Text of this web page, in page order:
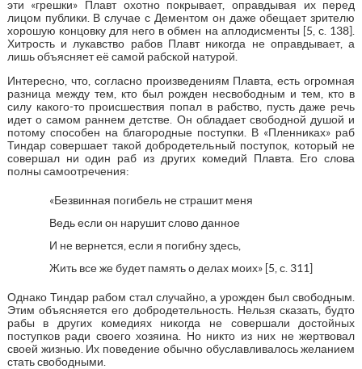
эти «грешки» Плавт охотно покрывает, оправдывая их перед
лицом публики. В случае с Дементом он даже обещает зрителю
хорошую концовку для него в обмен на аплодисменты [5, с. 138].
Хитрость и лукавство рабов Плавт никогда не оправдывает, а
лишь объясняет её самой рабской натурой.
Интересно, что, согласно произведениям Плавта, есть огромная
разница между тем, кто был рожден несвободным и тем, кто в
силу какого-то происшествия попал в рабство, пусть даже речь
идет о самом раннем детстве. Он обладает свободной душой и
потому способен на благородные поступки. В «Пленниках» раб
Тиндар совершает такой добродетельный поступок, который не
совершал ни один раб из других комедий Плавта. Его слова
полны самоотречения:
«Безвинная погибель не страшит меня
Ведь если он нарушит слово данное
И не вернется, если я погибну здесь,
Жить все же будет память о делах моих» [5, с. 311]
Однако Тиндар рабом стал случайно, а урожден был свободным.
Этим объясняется его добродетельность. Нельзя сказать, будто
рабы в других комедиях никогда не совершали достойных
поступков ради своего хозяина. Но никто из них не жертвовал
своей жизнью. Их поведение обычно обуславливалось желанием
стать свободными.